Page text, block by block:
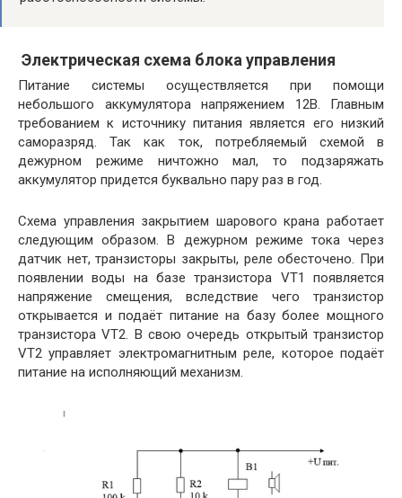
Электрическая схема блока управления
Питание системы осуществляется при помощи
небольшого аккумулятора напряжением 12В. Главным
требованием к источнику питания является его низкий
саморазряд. Так как ток, потребляемый схемой в
дежурном режиме ничтожно мал, то подзаряжать
аккумулятор придется буквально пару раз в год.
Схема управления закрытием шарового крана работает
следующим образом. В дежурном режиме тока через
датчик нет, транзисторы закрыты, реле обесточено. При
появлении воды на базе транзистора VT1 появляется
напряжение смещения, вследствие чего транзистор
открывается и подаёт питание на базу более мощного
транзистора VT2. В свою очередь открытый транзистор
VT2 управляет электромагнитным реле, которое подаёт
питание на исполняющий механизм.